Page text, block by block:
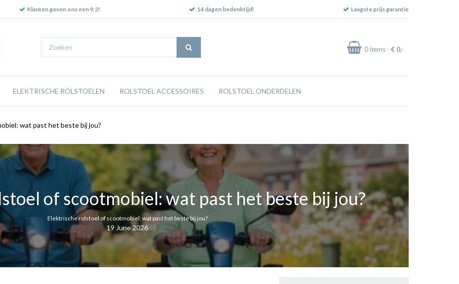
Klanten geven ons een 9.2! 14 dagen bedenktijd! Laagste prijs garantie
0items - € 0,-
ELEKTRISCHE ROLSTOELEN ROLSTOEL ACCESSOIRES ROLSTOEL ONDERDELEN
wat past het beste bij jou?
of scootmobiel: wat past het beste bij jou?
Elektrische rolstoel of scootmobiel: wat past het beste bij jou?
19 June 2026